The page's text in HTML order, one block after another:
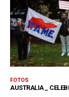
FOTOS
AUSTRALIA _